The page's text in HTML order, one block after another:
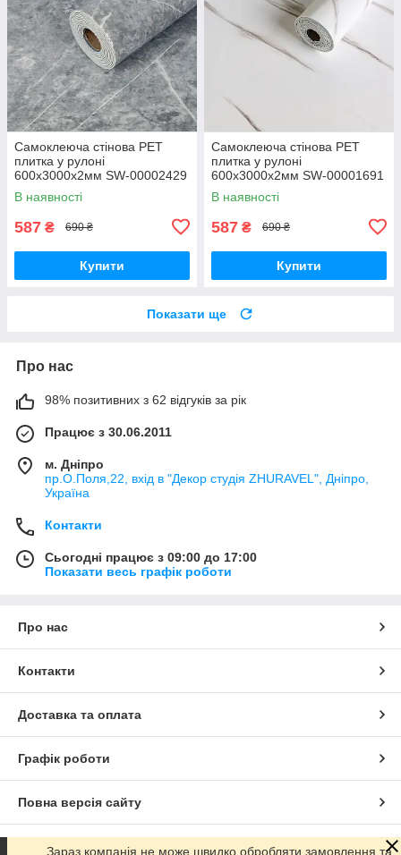
Самоклеюча стінова PET
плитка у рулоні
600х3000х2мм SW-00002429
В наявності
587 ₴ 690 ₴
Купити
Самоклеюча стінова PET
плитка у рулоні
600х3000х2мм SW-00001691
В наявності
587 ₴ 690 ₴
Купити
Показати ще
Про нас
98% позитивних з 62 відгуків за рік
Працює з 30.06.2011
м. Дніпро
пр.О.Поля,22, вхід в "Декор студія ZHURAVEL", Дніпро,
Україна
Контакти
Сьогодні працює з 09:00 до 17:00
Показати весь графік роботи
Про нас
Контакти
Доставка та оплата
Графік роботи
Повна версія сайту
Сайт створено на маркетплейсі Prom.ua
Зараз компанія не може швидко обробляти замовлення та